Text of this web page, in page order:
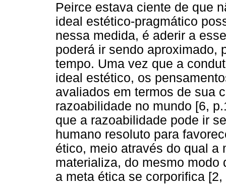
Peirce estava ciente de que
ideal estético-pragmático
nessa medida, é aderir a
poderá ir sendo aproximado,
tempo. Uma vez que a
ideal estético, os
avaliados em termos de sua
razoabilidade no mundo [6,
que a razoabilidade pode ir
humano resoluto para
ético, meio através do qual a
materializa, do mesmo
a meta ética se corporifica [2,